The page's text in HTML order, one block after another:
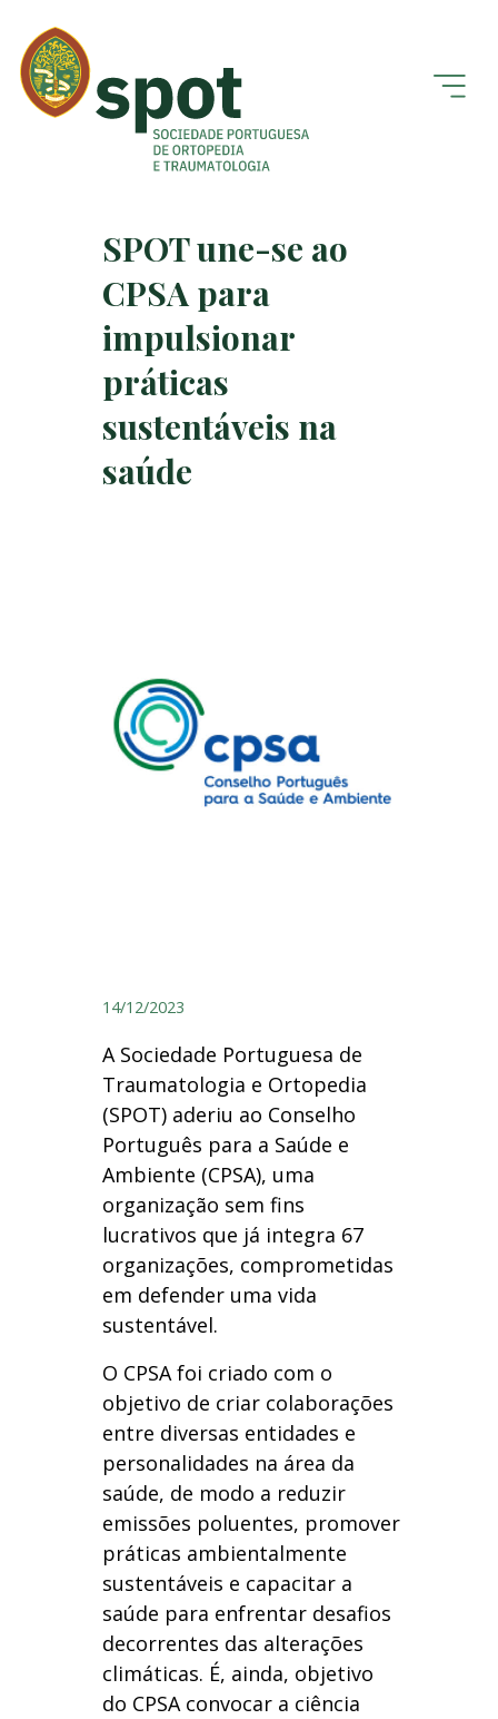
SPOT une-se ao
CPSA para
impulsionar
práticas
sustentáveis na
saúde
14/12/2023
A Sociedade Portuguesa de
Traumatologia e Ortopedia
(SPOT) aderiu ao Conselho
Português para a Saúde e
Ambiente (CPSA), uma
organização sem fins
lucrativos que já integra 67
organizações, comprometidas
em defender uma vida
sustentável.
O CPSA foi criado com o
objetivo de criar colaborações
entre diversas entidades e
personalidades na área da
saúde, de modo a reduzir
emissões poluentes, promover
práticas ambientalmente
sustentáveis e capacitar a
saúde para enfrentar desafios
decorrentes das alterações
climáticas. É, ainda, objetivo
do CPSA convocar a ciência